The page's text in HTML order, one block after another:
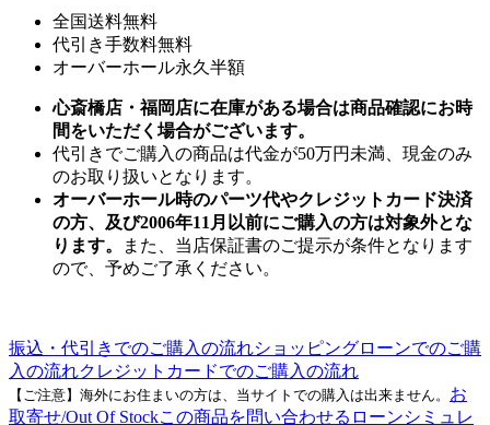
全国送料無料
代引き手数料無料
オーバーホール永久半額
心斎橋店・福岡店に在庫がある場合は商品確認にお時
間をいただく場合がございます。
代引きでご購入の商品は代金が50万円未満、現金のみ
のお取り扱いとなります。
オーバーホール時のパーツ代やクレジットカード決済
の方、及び2006年11月以前にご購入の方は対象外とな
ります。
また、当店保証書のご提示が条件となります
ので、予めご了承ください。
振込・代引きでのご購入の流れショッピングローンでのご購
入の流れクレジットカードでのご購入の流れ
【ご注意】海外にお住まいの方は、当サイトでの購入は出来ません。 お
取寄せ/Out Of Stockこの商品を問い合わせる ローンシミュレ